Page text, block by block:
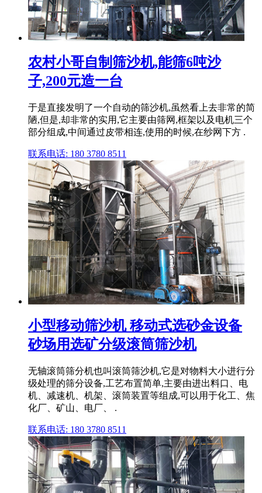
农村小哥自制筛沙机,能筛6吨沙
子,200元造一台
于是直接发明了一个自动的筛沙机,虽然看上去非常的简
陋,但是,却非常的实用,它主要由筛网,框架以及电机三个
部分组成,中间通过皮带相连,使用的时候,在纱网下方 .
联系电话: 180 3780 8511
小型移动筛沙机 移动式选砂金设备
砂场用选矿分级滚筒筛沙机
无轴滚筒筛分机也叫滚筒筛沙机,它是对物料大小进行分
级处理的筛分设备,工艺布置简单,主要由进出料口、电
机、减速机、机架、滚筒装置等组成,可以用于化工、焦
化厂、矿山、电厂、 .
联系电话: 180 3780 8511